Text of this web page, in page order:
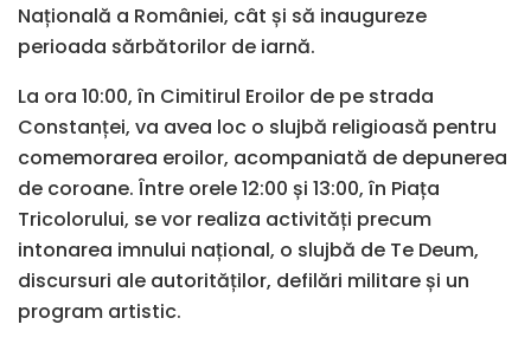
Națională a României, cât și să inaugureze
perioada sărbătorilor de iarnă.
La ora 10:00, în Cimitirul Eroilor de pe strada
Constanței, va avea loc o slujbă religioasă pentru
comemorarea eroilor, acompaniată de depunerea
de coroane. Între orele 12:00 și 13:00, în Piața
Tricolorului, se vor realiza activități precum
intonarea imnului național, o slujbă de Te Deum,
discursuri ale autorităților, defilări militare și un
program artistic.